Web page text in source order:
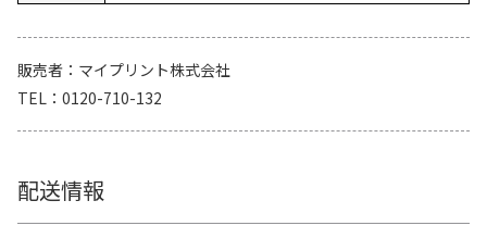
販売者
マイプリント株式会社
TEL
0120-710-132
配送情報